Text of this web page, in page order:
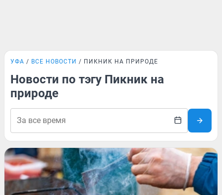
УФА ВСЕ НОВОСТИ ПИКНИК НА ПРИРОДЕ
Новости по тэгу Пикник на
природе